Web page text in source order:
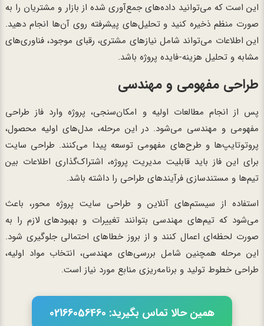
این است که می‌توانید داده‌های جمع‌آوری شده از بازار و مشتریان را به
صورت منظم ذخیره کنید و تحلیل‌های پیشرفته روی آن‌ها انجام دهید.
این اطلاعات می‌تواند شامل نیازهای مشتری، رقبای موجود، فناوری‌های
مشابه و تحلیل هزینه-فایده پروژه باشد.
طراحی مفهومی و مهندسی
پس از انجام مطالعات اولیه و امکان‌سنجی، پروژه وارد فاز طراحی
مفهومی و مهندسی می‌شود. در این مرحله، مدل‌های اولیه محصول،
پروتوتایپ‌ها و طرح‌های مفهومی توسعه پیدا می‌کنند. طراحی سایت
برای این فاز باید قابلیت مدیریت پروژه، اشتراک‌گذاری اطلاعات بین
تیم‌ها و مستندسازی فرآیندهای طراحی را داشته باشد.
استفاده از سیستم‌های آنلاین و طراحی سایت پروژه محور، باعث
می‌شود که تیم‌های مهندسی بتوانند تغییرات و بهبودهای لازم را به
صورت لحظه‌ای اعمال کنند و از بروز خطاهای احتمالی جلوگیری شود.
این مرحله همچنین شامل بررسی‌های مهندسی، انتخاب مواد اولیه،
طراحی خطوط تولید و برنامه‌ریزی منابع مورد نیاز است.
همین حالا تماس بگیرید: 02166056460